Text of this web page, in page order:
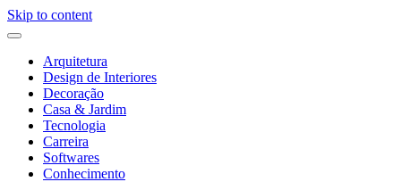
Skip to content
Arquitetura
Design de Interiores
Decoração
Casa & Jardim
Tecnologia
Carreira
Softwares
Conhecimento